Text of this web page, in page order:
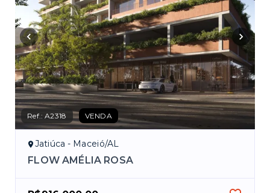
Ref.:A2318 VENDA
Jatiúca - Maceió/AL
FLOW AMÉLIA ROSA